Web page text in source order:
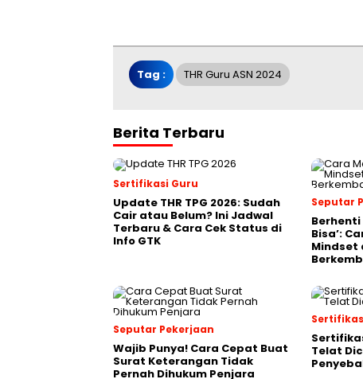
Tag : THR Guru ASN 2024
Berita Terbaru
Sertifikasi Guru
Update THR TPG 2026: Sudah
Cair atau Belum? Ini Jadwal
Terbaru & Cara Cek Status di
Info GTK
Seputar
Berhenti
Bisa’:
Mindset
Seputar Pekerjaan
Wajib Punya! Cara Cepat Buat
Surat Keterangan Tidak
Pernah Dihukum Penjara
Telat